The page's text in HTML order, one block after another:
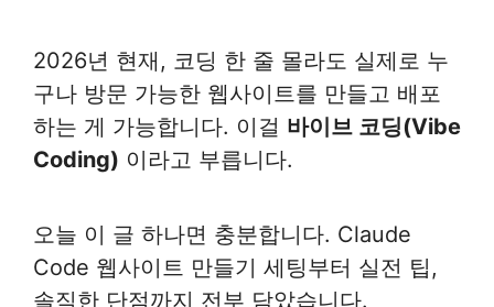
2026년 현재, 코딩 한 줄 몰라도 실제로 누
구나 방문 가능한 웹사이트를 만들고 배포
하는 게 가능합니다. 이걸 바이브 코딩(Vibe
Coding) 이라고 부릅니다.
오늘 이 글 하나면 충분합니다. Claude
Code 웹사이트 만들기 세팅부터 실전 팁,
솔직한 단점까지 전부 담았습니다.